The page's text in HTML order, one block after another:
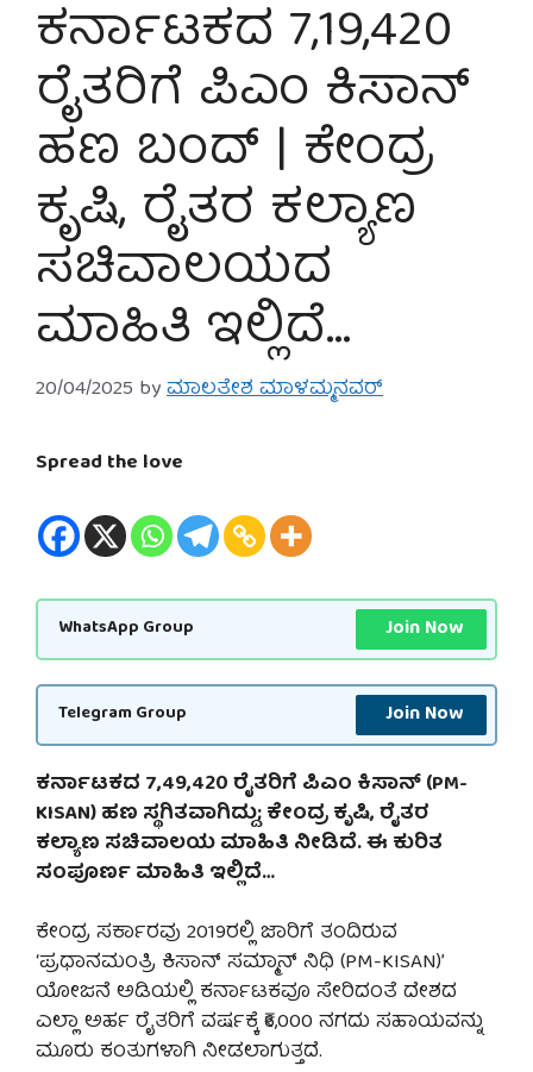
ಕರ್ನಾಟಕದ 7,19,420
ರೈತರಿಗೆ ಪಿಎಂ ಕಿಸಾನ್
ಹಣ ಬಂದ್ | ಕೇಂದ್ರ
ಕೃಷಿ, ರೈತರ ಕಲ್ಯಾಣ
ಸಚಿವಾಲಯದ
ಮಾಹಿತಿ ಇಲ್ಲಿದೆ…
20/04/2025 byಮಾಲತೇಶ ಮಾಳಮ್ಮನವರ್
Spread the love
WhatsApp Group Join Now
Telegram Group Join Now
ಕರ್ನಾಟಕದ 7,49,420 ರೈತರಿಗೆ ಪಿಎಂ ಕಿಸಾನ್ (PM-
KISAN) ಹಣ ಸ್ಥಗಿತವಾಗಿದ್ದು; ಕೇಂದ್ರ ಕೃಷಿ, ರೈತರ
ಕಲ್ಯಾಣ ಸಚಿವಾಲಯ ಮಾಹಿತಿ ನೀಡಿದೆ. ಈ ಕುರಿತ
ಸಂಪೂರ್ಣ ಮಾಹಿತಿ ಇಲ್ಲಿದೆ…
ಕೇಂದ್ರ ಸರ್ಕಾರವು 2019ರಲ್ಲಿ ಜಾರಿಗೆ ತಂದಿರುವ
‘ಪ್ರಧಾನಮಂತ್ರಿ ಕಿಸಾನ್ ಸಮ್ಮಾನ್ ನಿಧಿ (PM-KISAN)’
ಯೋಜನೆ ಅಡಿಯಲ್ಲಿ ಕರ್ನಾಟಕವೂ ಸೇರಿದಂತೆ ದೇಶದ
ಎಲ್ಲಾ ಅರ್ಹ ರೈತರಿಗೆ ವರ್ಷಕ್ಕೆ ₹6,000 ನಗದು ಸಹಾಯವನ್ನು
ಮೂರು ಕಂತುಗಳಾಗಿ ನೀಡಲಾಗುತ್ತದೆ.